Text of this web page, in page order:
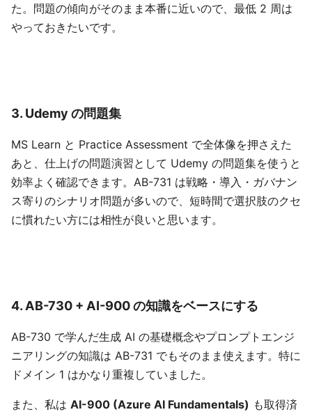
た。問題の傾向がそのまま本番に近いので、最低 2 周は
やっておきたいです。
3. Udemy の問題集
MS Learn と Practice Assessment で全体像を押さえた
あと、仕上げの問題演習として Udemy の問題集を使うと
効率よく確認できます。AB-731 は戦略・導入・ガバナン
ス寄りのシナリオ問題が多いので、短時間で選択肢のクセ
に慣れたい方には相性が良いと思います。
4. AB-730 + AI-900 の知識をベースにする
AB-730 で学んだ生成 AI の基礎概念やプロンプトエンジ
ニアリングの知識は AB-731 でもそのまま使えます。特に
ドメイン 1 はかなり重複していました。
また、私は AI-900 (Azure AI Fundamentals) も取得済